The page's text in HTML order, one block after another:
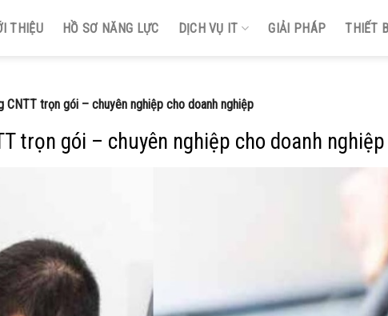
THIỆU HỒ SƠ NĂNG LỰC DỊCH VỤ IT GIẢI PHÁP THIẾT
CNTT trọn gói – chuyên nghiệp cho doanh nghiệp
trọn gói – chuyên nghiệp cho doanh nghiệp